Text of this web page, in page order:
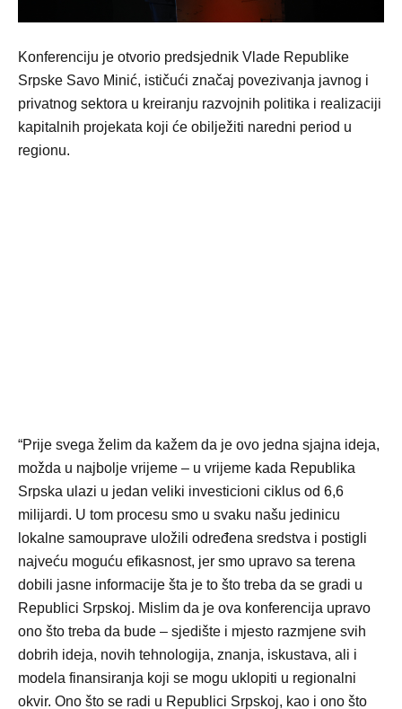
Konferenciju je otvorio predsjednik Vlade Republike
Srpske Savo Minić, ističući značaj povezivanja javnog i
privatnog sektora u kreiranju razvojnih politika i realizaciji
kapitalnih projekata koji će obilježiti naredni period u
regionu.
“Prije svega želim da kažem da je ovo jedna sjajna ideja,
možda u najbolje vrijeme – u vrijeme kada Republika
Srpska ulazi u jedan veliki investicioni ciklus od 6,6
milijardi. U tom procesu smo u svaku našu jedinicu
lokalne samouprave uložili određena sredstva i postigli
najveću moguću efikasnost, jer smo upravo sa terena
dobili jasne informacije šta je to što treba da se gradi u
Republici Srpskoj. Mislim da je ova konferencija upravo
ono što treba da bude – sjedište i mjesto razmjene svih
dobrih ideja, novih tehnologija, znanja, iskustava, ali i
modela finansiranja koji se mogu uklopiti u regionalni
okvir. Ono što se radi u Republici Srpskoj, kao i ono što